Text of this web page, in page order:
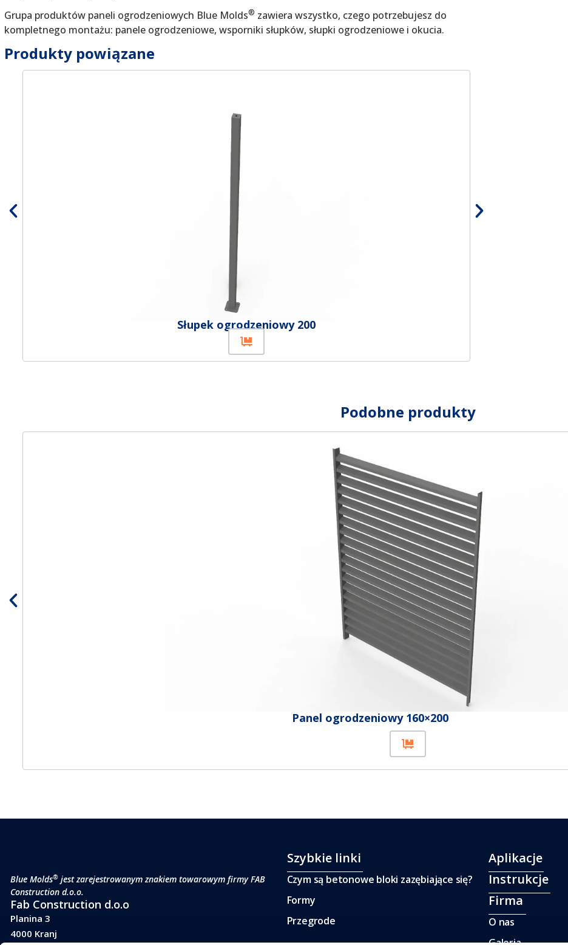
Grupa produktów paneli ogrodzeniowych Blue Molds® zawiera wszystko, czego potrzebujesz do
kompletnego montażu: panele ogrodzeniowe, wsporniki słupków, słupki ogrodzeniowe i okucia.
Produkty powiązane
Słupek ogrodzeniowy 200
Podobne produkty
Panel ogrodzeniowy 160×200
Blue Molds® jest zarejestrowanym znakiem towarowym firmy FAB
Construction d.o.o.
Fab Construction d.o.o
Planina 3
4000 Kranj
Szybkie linki
Czym są betonowe bloki zazębiające się?
Formy
Przegrode
Aplikacje
Instrukcje
Firma
O nas